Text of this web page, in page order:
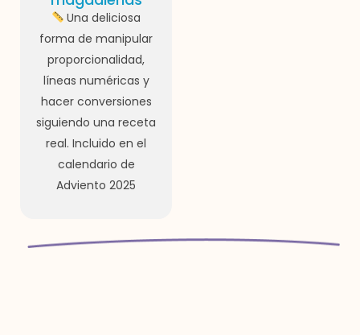
Una deliciosa
forma de manipular
proporcionalidad,
líneas numéricas y
hacer conversiones
siguiendo una receta
real. Incluido en el
calendario de
Adviento 2025